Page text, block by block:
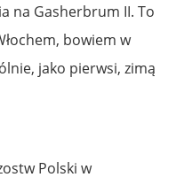
na Gasherbrum II. To
bowiem w
jako pierwsi, zimą
Polski w